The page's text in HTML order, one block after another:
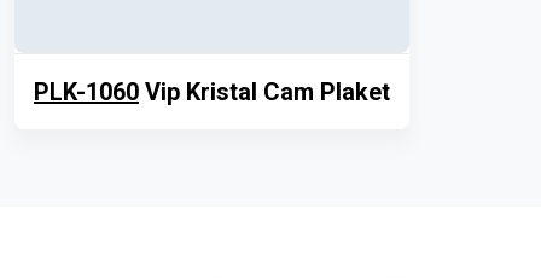
PLK-1060 Vip Kristal Cam Plaket